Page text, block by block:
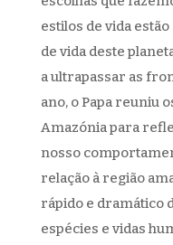
estilos de vida
de vida deste
a ultrapassar as
ano, o Papa reuniu
Amazónia para
nosso
relação à região
rápido e dramático
espécies e vidas